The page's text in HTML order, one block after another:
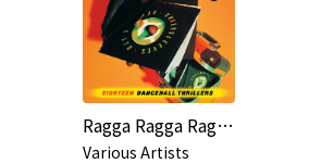
Ragga Ragga Ragga 13
Various Artists